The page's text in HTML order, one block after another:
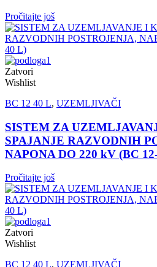
Pročitajte još
Zatvori
Wishlist
BC 12 40 L, UZEMLJIVAČI
SISTEM ZA
SPAJANJE RAZVODNIH
NAPONA DO 220 kV (BC
Pročitajte još
Zatvori
Wishlist
BC 12 40 L, UZEMLJIVAČI